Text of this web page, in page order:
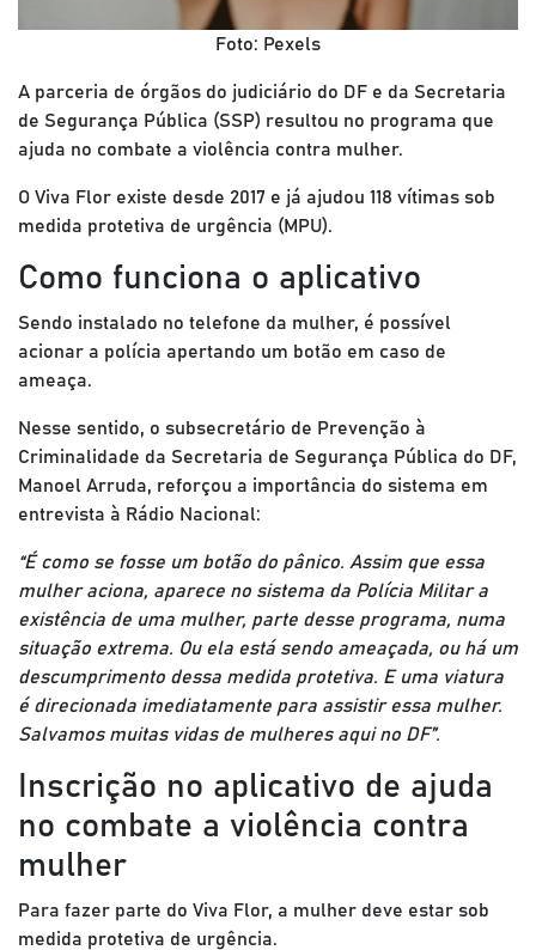
Foto: Pexels
A parceria de órgãos do judiciário do DF e da Secretaria
de Segurança Pública (SSP) resultou no programa que
ajuda no combate a violência contra mulher.
O Viva Flor existe desde 2017 e já ajudou 118 vítimas sob
medida protetiva de urgência (MPU).
Como funciona o aplicativo
Sendo instalado no telefone da mulher, é possível
acionar a polícia apertando um botão em caso de
ameaça.
Nesse sentido, o subsecretário de Prevenção à
Criminalidade da Secretaria de Segurança Pública do DF,
Manoel Arruda, reforçou a importância do sistema em
entrevista à Rádio Nacional:
“É como se fosse um botão do pânico. Assim que essa
mulher aciona, aparece no sistema da Polícia Militar a
existência de uma mulher, parte desse programa, numa
situação extrema. Ou ela está sendo ameaçada, ou há um
descumprimento dessa medida protetiva. E uma viatura
é direcionada imediatamente para assistir essa mulher.
Salvamos muitas vidas de mulheres aqui no DF”.
Inscrição no aplicativo de ajuda
no combate a violência contra
mulher
Para fazer parte do Viva Flor, a mulher deve estar sob
medida protetiva de urgência.